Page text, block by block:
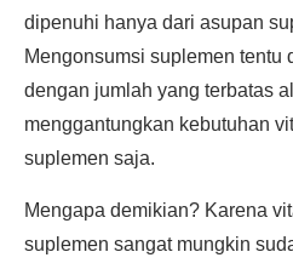
dipenuhi hanya dari asupan
Mengonsumsi suplemen tentu
dengan jumlah yang terbatas
menggantungkan kebutuhan
suplemen saja.
Mengapa demikian? Karena
suplemen sangat mungkin